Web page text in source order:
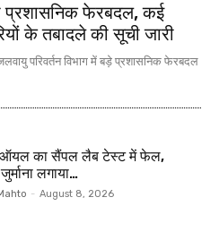
प्रशासनिक फेरबदल, कई
के तबादले की सूची जारी
परिवर्तन विभाग में बड़े प्रशासनिक फेरबदल
ऑयल का सैंपल लैब टेस्ट में फेल,
लगाया…
- August 8, 2026